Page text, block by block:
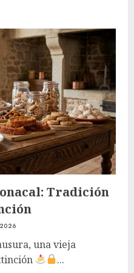
Tradición
2026
una vieja
...